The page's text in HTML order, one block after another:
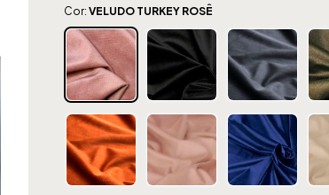
Cor: VELUDO TURKEY ROSÊ